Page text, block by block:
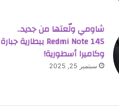
شاومي ولّعتها من جديد..
Redmi Note 14S ببطارية جبارة
وكاميرا أسطورية!
سبتمبر 25, 2025